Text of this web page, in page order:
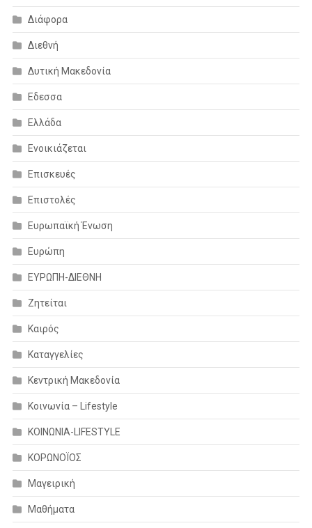
Διάφορα
Διεθνή
Δυτική Μακεδονία
Εδεσσα
Ελλάδα
Ενοικιάζεται
Επισκευές
Επιστολές
Ευρωπαϊκή Ένωση
Ευρώπη
ΕΥΡΩΠΗ-ΔΙΕΘΝΗ
Ζητείται
Καιρός
Καταγγελίες
Κεντρική Μακεδονία
Κοινωνία – Lifestyle
ΚΟΙΝΩΝΙΑ-LIFESTYLE
ΚΟΡΩΝΟΪΟΣ
Μαγειρική
Μαθήματα